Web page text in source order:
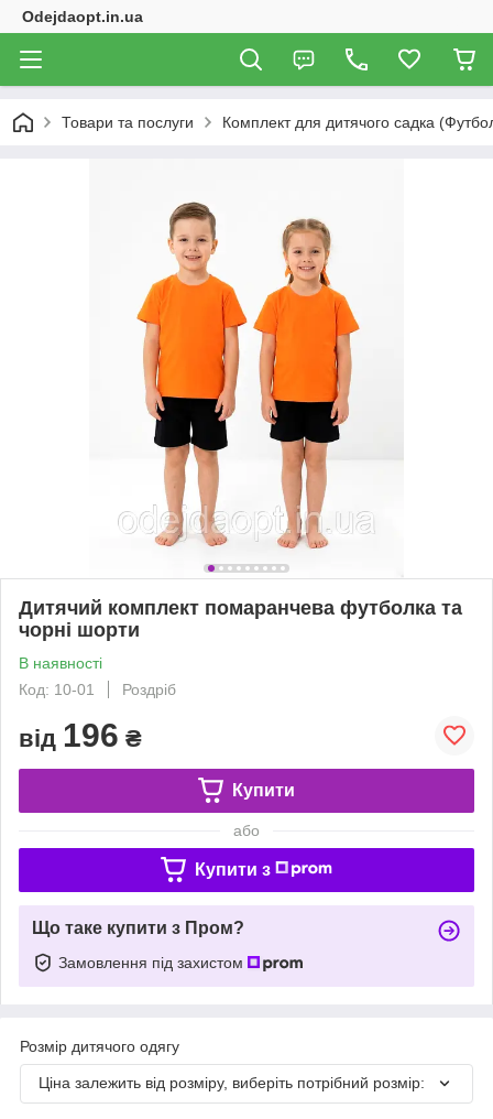
Odejdaopt.in.ua
Товари та послуги Комплект для дитячого садка
Дитячий комплект помаранчева футболка та
чорні шорти
В наявності
Код: 10-01
Роздріб
від 196 ₴
Купити
або
Купити з
Що таке купити з Пром?
Замовлення під захистом
Розмір дитячого одягу
Ціна залежить від розміру, виберіть потрібний розмір: